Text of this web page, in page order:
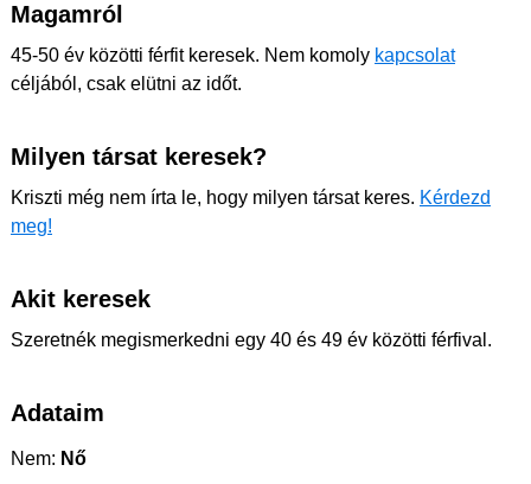
Magamról
45-50 év közötti férfit keresek. Nem komoly kapcsolat
céljából, csak elütni az időt.
Milyen társat keresek?
Kriszti még nem írta le, hogy milyen társat keres. Kérdezd
meg!
Akit keresek
Szeretnék megismerkedni egy 40 és 49 év közötti férfival.
Adataim
Nem: Nő